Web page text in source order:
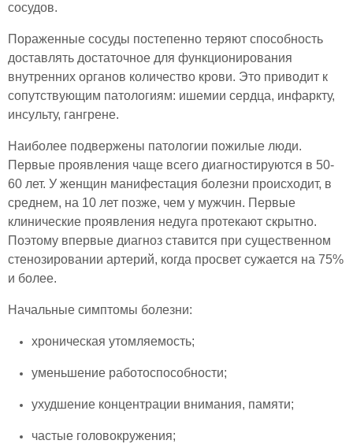
сосудов.
Пораженные сосуды постепенно теряют способность
доставлять достаточное для функционирования
внутренних органов количество крови. Это приводит к
сопутствующим патологиям: ишемии сердца, инфаркту,
инсульту, гангрене.
Наиболее подвержены патологии пожилые люди.
Первые проявления чаще всего диагностируются в 50-
60 лет. У женщин манифестация болезни происходит, в
среднем, на 10 лет позже, чем у мужчин. Первые
клинические проявления недуга протекают скрытно.
Поэтому впервые диагноз ставится при существенном
стенозировании артерий, когда просвет сужается на 75%
и более.
Начальные симптомы болезни:
хроническая утомляемость;
уменьшение работоспособности;
ухудшение концентрации внимания, памяти;
частые головокружения;